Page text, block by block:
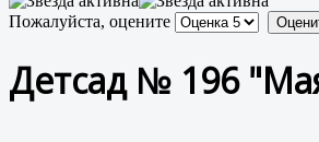
Пожалуйста, оцените
Детсад № 196